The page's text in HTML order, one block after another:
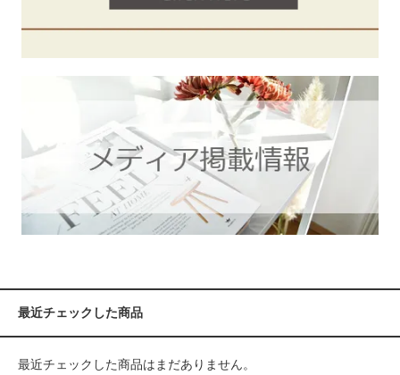
最近チェックした商品
最近チェックした商品はまだありません。